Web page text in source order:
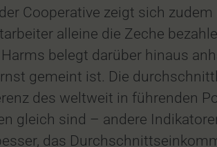
Cooperative zeigt sich
alleine die Zeche
belegt darüber hinaus
gemeint ist. Die
des weltweit in führenden
gleich sind – andere
das